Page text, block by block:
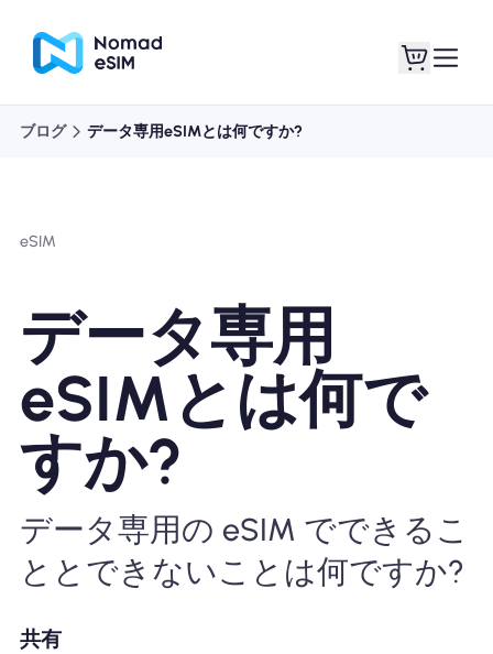
ショッププラン
eSIMについて
Nomad eSIMを使用する理由
eSIMの使用
ブログ データ専用eSIMとは何ですか?
eSIM
データ専用
eSIMとは何で
すか?
データ専用の eSIM でできるこ
ととできないことは何ですか?
共有